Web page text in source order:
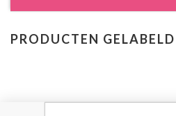
PRODUCTEN